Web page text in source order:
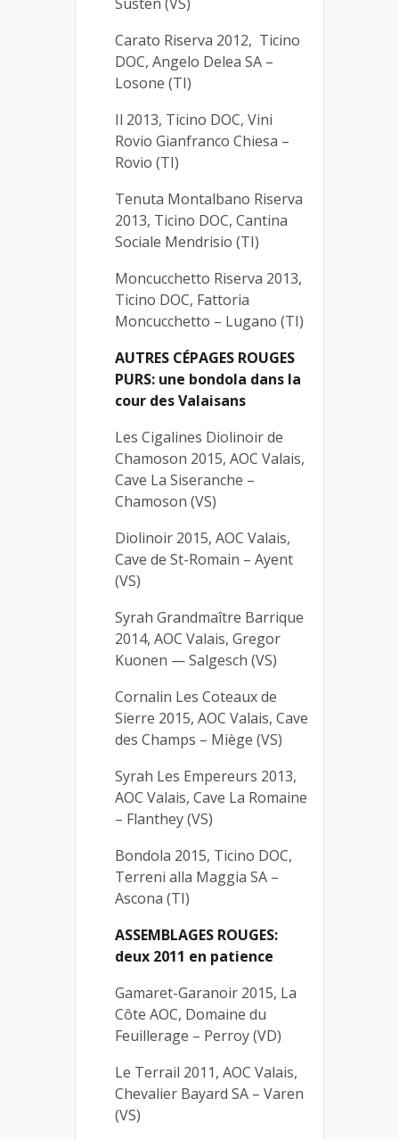
Carato Riserva 2012, Ticino
DOC, Angelo Delea SA –
Losone (TI)
Il 2013, Ticino DOC, Vini
Rovio Gianfranco Chiesa –
Rovio (TI)
Tenuta Montalbano Riserva
2013, Ticino DOC, Cantina
Sociale Mendrisio (TI)
Moncucchetto Riserva 2013,
Ticino DOC, Fattoria
Moncucchetto – Lugano (TI)
AUTRES CÉPAGES ROUGES
PURS: une bondola dans la
cour des Valaisans
Les Cigalines Diolinoir de
Chamoson 2015, AOC Valais,
Cave La Siseranche –
Chamoson (VS)
Diolinoir 2015, AOC Valais,
Cave de St-Romain – Ayent
(VS)
Syrah Grandmaître Barrique
2014, AOC Valais, Gregor
Kuonen — Salgesch (VS)
Cornalin Les Coteaux de
Sierre 2015, AOC Valais, Cave
des Champs – Miège (VS)
Syrah Les Empereurs 2013,
AOC Valais, Cave La Romaine
– Flanthey (VS)
Bondola 2015, Ticino DOC,
Terreni alla Maggia SA –
Ascona (TI)
ASSEMBLAGES ROUGES:
deux 2011 en patience
Gamaret-Garanoir 2015, La
Côte AOC, Domaine du
Feuillerage – Perroy (VD)
Le Terrail 2011, AOC Valais,
Chevalier Bayard SA – Varen
(VS)